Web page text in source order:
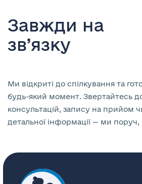
Завжди на
зв’язку
Ми відкриті до спілкування та
будь-який момент. Звертайтесь
консультацій, запису на прийом
детальної інформації — ми